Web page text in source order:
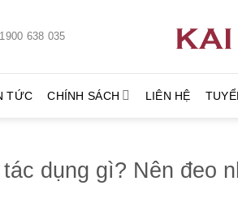
1900 638 035
TỨC CHÍNH SÁCH LIÊN HỆ
dụng gì? Nên đeo